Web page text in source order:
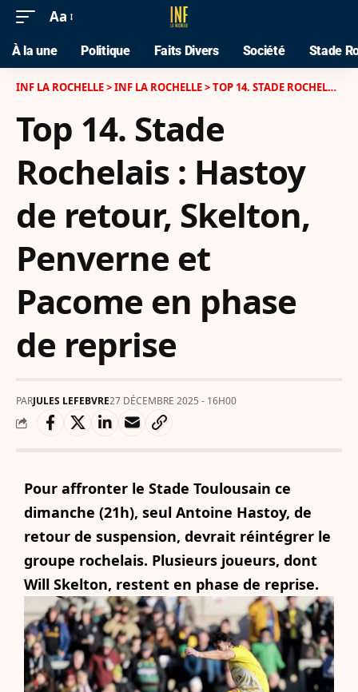
Aa
À la une Politique Faits Divers Société Stade
INF LA ROCHELLE>INF LA ROCHELLE>TOP 14. STADE ROCHELAIS : HASTOY DE RETOUR, SKELTON, PENVERNE ET PACOME EN PHASE DE REPRISE
Top 14. Stade
Rochelais : Hastoy
de retour, Skelton,
Penverne et
Pacome en phase
de reprise
PARJULES LEFEBVRE27 DÉCEMBRE 2025 - 16H00
Pour affronter le Stade Toulousain ce
dimanche (21h), seul Antoine Hastoy, de
retour de suspension, devrait réintégrer le
groupe rochelais. Plusieurs joueurs, dont
Will Skelton, restent en phase de reprise.